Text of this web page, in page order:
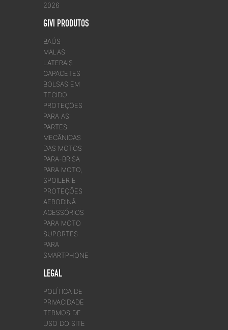
2026
GIVI PRODUTOS
BAÚS
MALAS
LATERAIS
CAPACETES
BOLSAS EM
TECIDO
PROTEÇÕES
PARA AS
PARTES
MECÂNICAS
DAS MOTOS
PARA-BRISA
PARA MOTO,
SPOILER E
PROTEÇÕES
AERODINÂ
ACESSÓRIOS
PARA MOTO
SUPORTES
PARA
SMARTPHONE
LEGAL
POLÍTICA DE
PRIVACIDADE
TERMOS DE
USO DO SITE